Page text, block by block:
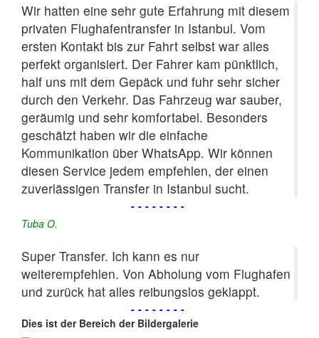
Wir hatten eine sehr gute Erfahrung mit diesem
privaten Flughafentransfer in Istanbul. Vom
ersten Kontakt bis zur Fahrt selbst war alles
perfekt organisiert. Der Fahrer kam pünktlich,
half uns mit dem Gepäck und fuhr sehr sicher
durch den Verkehr. Das Fahrzeug war sauber,
geräumig und sehr komfortabel. Besonders
geschätzt haben wir die einfache
Kommunikation über WhatsApp. Wir können
diesen Service jedem empfehlen, der einen
zuverlässigen Transfer in Istanbul sucht.
--------
Tuba O.
Super Transfer. Ich kann es nur
weiterempfehlen. Von Abholung vom Flughafen
und zurück hat alles reibungslos geklappt.
--------
Dies ist der Bereich der Bildergalerie